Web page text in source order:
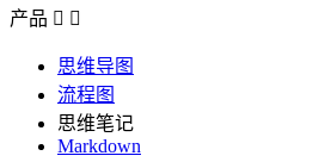
产品  
思维导图
流程图
思维笔记
Markdown